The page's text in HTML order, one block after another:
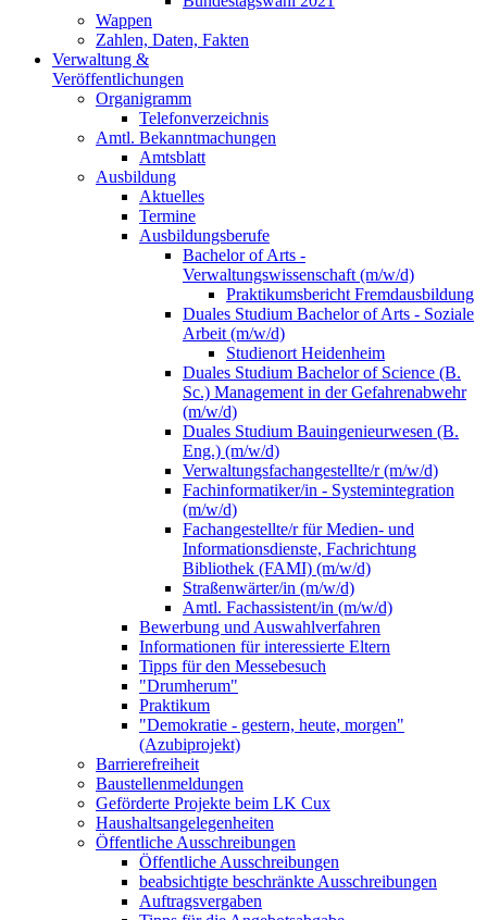
Wappen
Zahlen, Daten, Fakten
Verwaltung &
Veröffentlichungen
Organigramm
Telefonverzeichnis
Amtl. Bekanntmachungen
Amtsblatt
Ausbildung
Aktuelles
Termine
Ausbildungsberufe
Bachelor of Arts -
Verwaltungswissenschaft (m/w/d)
Praktikumsbericht Fremdausbildung
Duales Studium Bachelor of Arts - Soziale
Arbeit (m/w/d)
Studienort Heidenheim
Duales Studium Bachelor of Science (B.
Sc.) Management in der Gefahrenabwehr
(m/w/d)
Duales Studium Bauingenieurwesen (B.
Eng.) (m/w/d)
Verwaltungsfachangestellte/r (m/w/d)
Fachinformatiker/in - Systemintegration
(m/w/d)
Fachangestellte/r für Medien- und
Informationsdienste, Fachrichtung
Bibliothek (FAMI) (m/w/d)
Straßenwärter/in (m/w/d)
Amtl. Fachassistent/in (m/w/d)
Bewerbung und Auswahlverfahren
Informationen für interessierte Eltern
Tipps für den Messebesuch
"Drumherum"
Praktikum
"Demokratie - gestern, heute, morgen"
(Azubiprojekt)
Barrierefreiheit
Baustellenmeldungen
Geförderte Projekte beim LK Cux
Haushaltsangelegenheiten
Öffentliche Ausschreibungen
Öffentliche Ausschreibungen
beabsichtigte beschränkte Ausschreibungen
Auftragsvergaben